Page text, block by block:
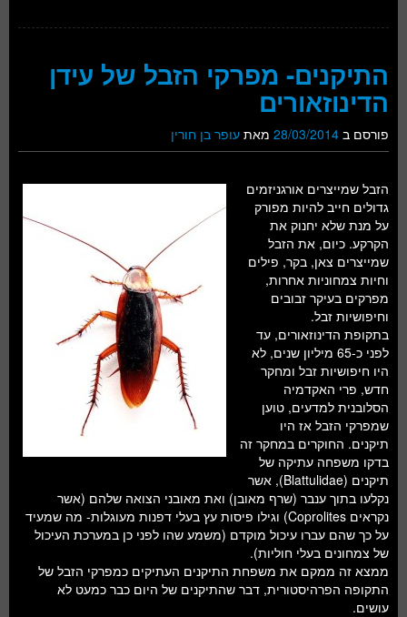
התיקנים- מפרקי הזבל של עידן
הדינוזאורים
פורסם ב 28/03/2014 מאת עופר בן חורין
הזבל שמייצרים אורגניזמים
גדולים חייב להיות מפורק
על מנת שלא יחנוק את
הקרקע. כיום, את הזבל
שמייצרים צאן, בקר, פילים
וחיות צמחוניות אחרות,
מפרקים בעיקר זבובים
וחיפושיות זבל.
בתקופת הדינוזאורים, עד
לפני כ-65 מיליון שנים, לא
היו חיפושיות זבל ומחקר
חדש, פרי האקדמיה
הסלובנית למדעים, טוען
שמפרקי הזבל אז היו
תיקנים. החוקרים במחקר זה
בדקו משפחה עתיקה של
תיקנים (Blattulidae), אשר
נקלעו בתוך ענבר (שרף מאובן) ואת מאובני הצואה שלהם (אשר
נקראים Coprolites) וגילו פיסות עץ בעלי דפנות מעוגלות- מה שמעיד
על כך שהם עברו עיכול מוקדם (משמע שהו לפני כן במערכת העיכול
של צמחונים בעלי חוליות).
ממצא זה ממקם את משפחת התיקנים העתיקים כמפרקי הזבל של
התקופה הפרהיסטורית, דבר שהתיקנים של היום כבר כמעט לא
עושים.